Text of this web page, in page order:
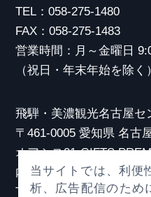
TEL：058-275-1480
FAX：058-275-1483
営業時間：月～金曜日
（祝日・年末年始を除く）
飛騨・美濃観光名古屋セ
〒461-0005 愛知県 名古
オアシス21 GIFTS
内
TEL：052-253-6185
当サイトでは、利便
析、広告配信のため